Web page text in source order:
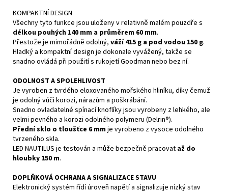
KOMPAKTNÍ DESIGN
Všechny tyto funkce jsou uloženy v relativně malém pouzdře s
délkou pouhých 140 mm a průměrem 60 mm.
Přestože je mimořádně odolný, váží 415 g a pod vodou 150 g.
Hladký a kompaktní design je dokonale vyvážený, takže se
snadno ovládá při použití s rukojetí Goodman nebo bez ní.
ODOLNOST A SPOLEHLIVOST
Je vyroben z tvrdého eloxovaného mořského hliníku, díky čemuž
je odolný vůči korozi, nárazům a poškrábání.
Snadno ovladatelné spínací knoflíky jsou vyrobeny z lehkého, ale
velmi pevného a korozi odolného polymeru (Delrin®).
Přední sklo o tloušťce 6 mmje vyrobeno z vysoce odolného
tvrzeného skla.
LED NAUTILUS je testován a může bezpečně pracovat až do
hloubky 150 m.
DOPLŇKOVÁ OCHRANA A SIGNALIZACE STAVU
Elektronický systém řídí úroveň napětí a signalizuje nízký stav